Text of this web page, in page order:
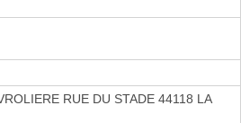
RUE DU STADE 44118 LA